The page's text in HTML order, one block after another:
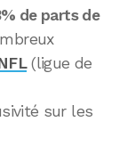
de parts de
(ligue de
sur les